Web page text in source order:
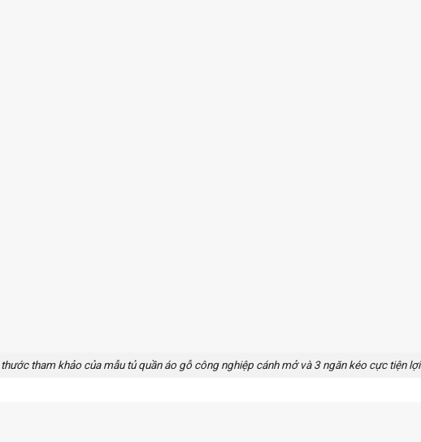
thước tham khảo của mẫu tủ quần áo gỗ công nghiệp cánh mở và 3 ngăn kéo cực tiện lợi